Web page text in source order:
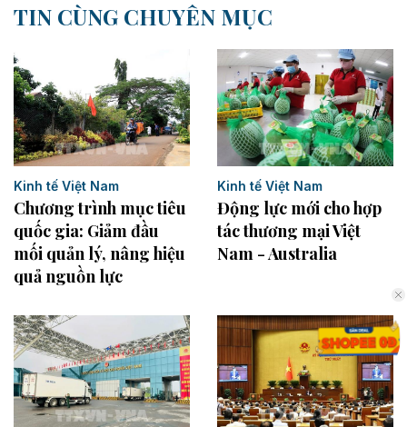
TIN CÙNG CHUYÊN MỤC
Kinh tế Việt Nam
Chương trình mục tiêu
quốc gia: Giảm đầu
mối quản lý, nâng hiệu
quả nguồn lực
Kinh tế Việt Nam
Động lực mới cho hợp
tác thương mại Việt
Nam - Australia